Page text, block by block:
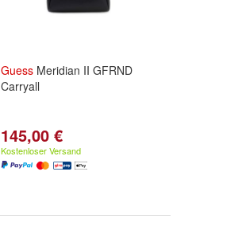
Guess Meridian II GFRND
Carryall
145,00 €
Kostenloser Versand